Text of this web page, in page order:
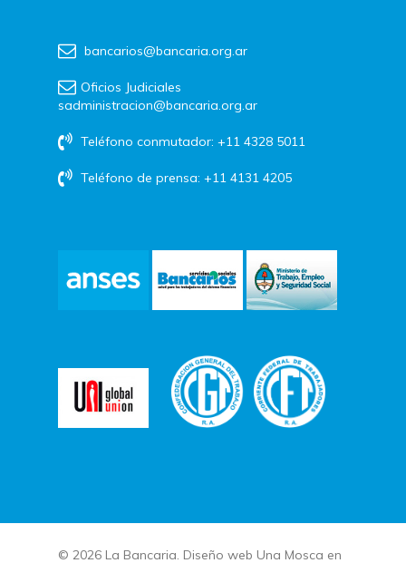
bancarios@bancaria.org.ar
Oficios Judiciales
sadministracion@bancaria.org.ar
Teléfono conmutador: +11 4328 5011
Teléfono de prensa: +11 4131 4205
© 2026 La Bancaria. Diseño web Una Mosca en